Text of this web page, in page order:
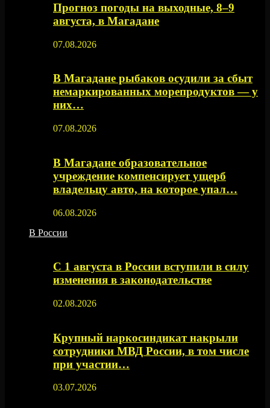
Прогноз погоды на выходные, 8–9
августа, в Магадане
07.08.2026
В Магадане рыбаков осудили за сбыт
немаркированных морепродуктов — у
них…
07.08.2026
В Магадане образовательное
учреждение компенсирует ущерб
владельцу авто, на которое упал…
06.08.2026
В России
С 1 августа в России вступили в силу
изменения в законодательстве
02.08.2026
Крупный наркосиндикат накрыли
сотрудники МВД России, в том числе
при участии…
03.07.2026